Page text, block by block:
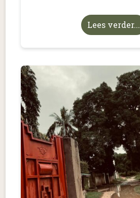
Lees verder...